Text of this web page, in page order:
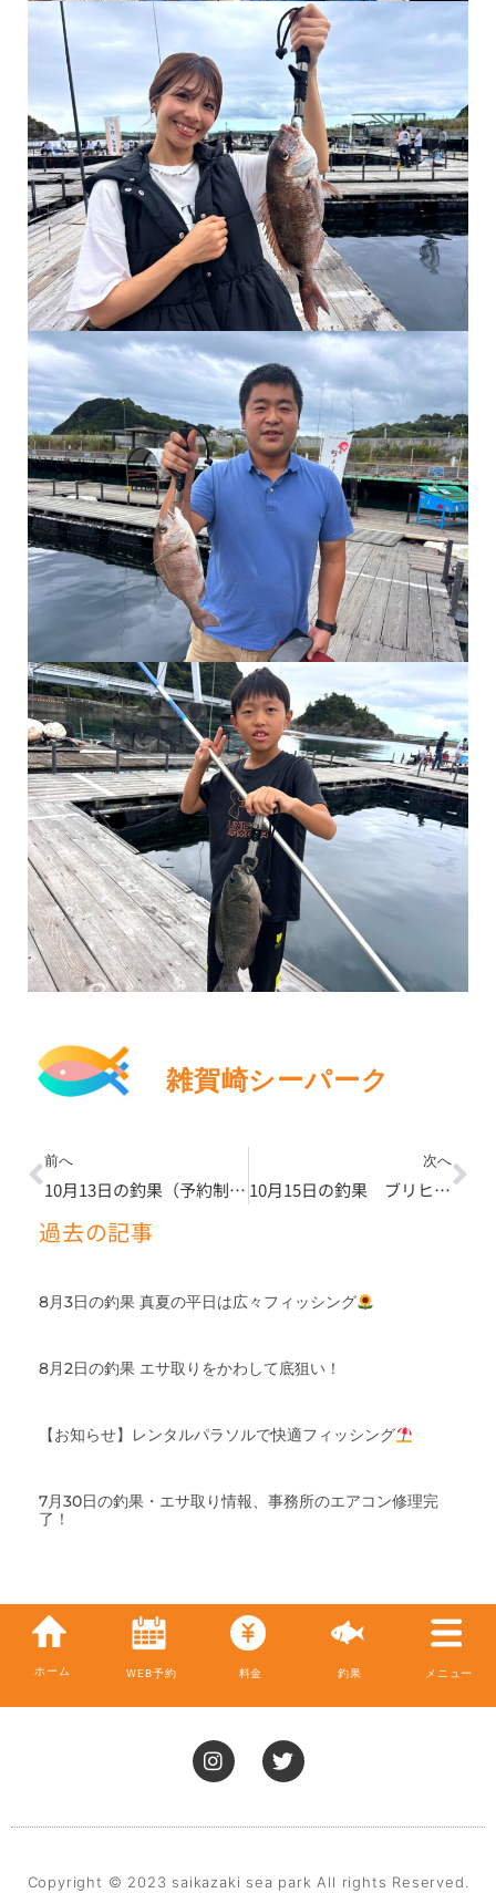
雑賀崎シーパーク
Prev
前へ
10月13日の釣果（予約制釣り堀）
次へ
10月15日の釣果 ブリヒラ好調でした
過去の記事
8月3日の釣果 真夏の平日は広々フィッシング
8月2日の釣果 エサ取りをかわして底狙い！
【お知らせ】レンタルパラソルで快適フィッシング
7月30日の釣果・エサ取り情報、事務所のエアコン修理完
了！
ホーム WEB予約 料金 釣果 メニュー
I
n
a
r
T
w
t
r
Copyright © 2023 saikazaki sea park All rights Reserved.